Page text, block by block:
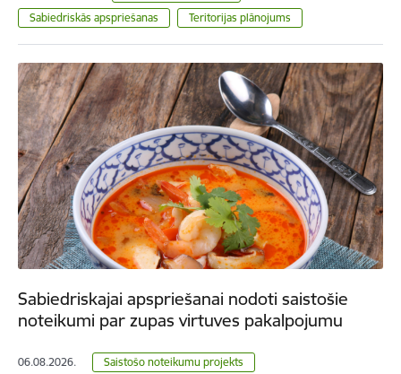
Sabiedriskās apspriešanas
Teritorijas plānojums
Sabiedriskajai apspriešanai nodoti saistošie
noteikumi par zupas virtuves pakalpojumu
06.08.2026. Saistošo noteikumu projekts